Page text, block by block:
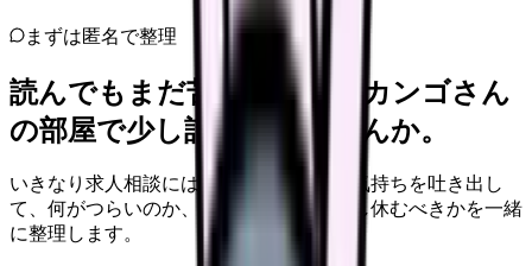
まずは匿名で整理
読んでもまだ苦しいなら、カンゴさん
の部屋で少し話してみませんか。
いきなり求人相談には進みません。今の気持ちを吐き出し
て、何がつらいのか、辞めるべきか、少し休むべきかを一緒
に整理します。